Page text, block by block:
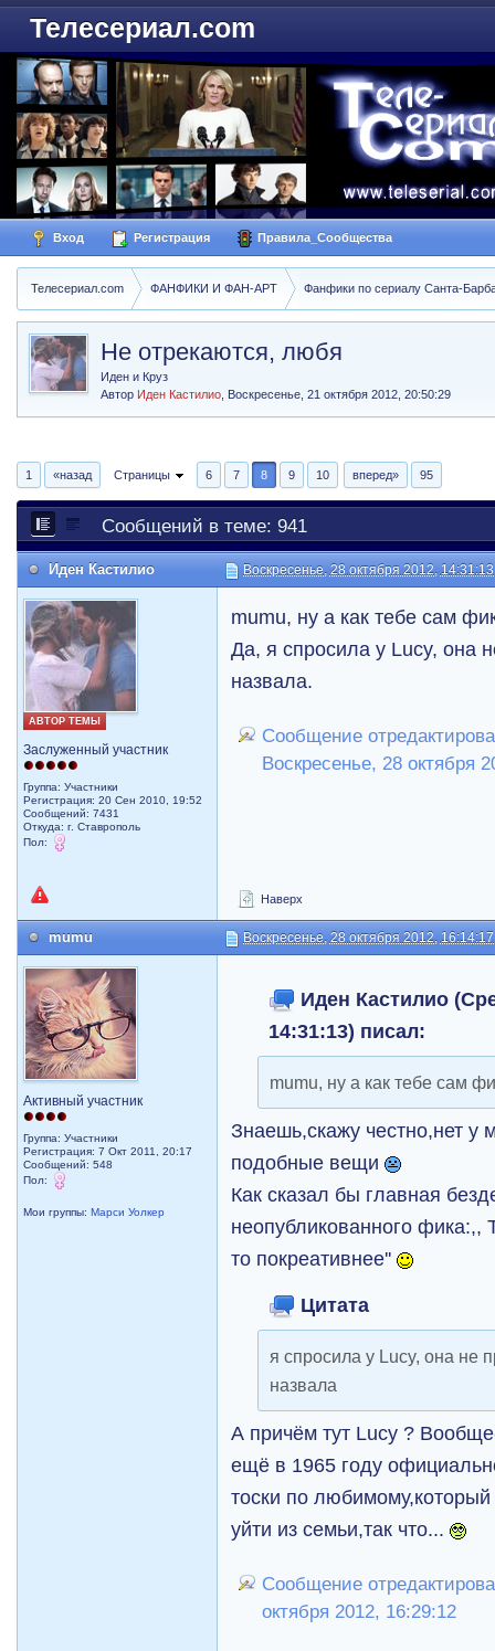
Телесериал.com
Вход Регистрация Правила_Сообщества
Телесериал.com ФАНФИКИ И ФАН-АРТ Фанфики по сериалу Санта-
Не отрекаются, любя
Иден и Круз
Автор Иден Кастилио Воскресенье, 21 октября 2012, 20:50:29
1 «назад Страницы 6 7 8 9 10 вперед» 95
Сообщений в теме: 941
Иден Кастилио Воскресенье, 28 октября 2012, 14:31:13
АВТОР ТЕМЫ
Заслуженный участник
Группа: Участники
Регистрация: 20 Сен 2010, 19:52
Сообщений: 7431
Откуда: г. Ставрополь
Пол:
mumu, ну а как тебе сам
Да, я спросила у Lucy, она
назвала.
Сообщение
Воскресенье, 28 октября
Наверх
mumu Воскресенье, 28 октября 2012, 16:14:17
Активный участник
Группа: Участники
Регистрация: 7 Окт 2011, 20:17
Сообщений: 548
Пол:
Мои группы:Марси Уолкер
Иден Кастилио
14:31:13) писал:
mumu, ну а как тебе сам
Знаешь,скажу честно,нет у
подобные вещи
Как сказал бы главная
неопубликованного фика:,,
то покреативнее''
Цитата
я спросила у Lucy, она не
назвала
А причём тут Lucy ?
ещё в 1965 году
тоски по
уйти из семьи,так что...
Сообщение
октября 2012, 16:29:12